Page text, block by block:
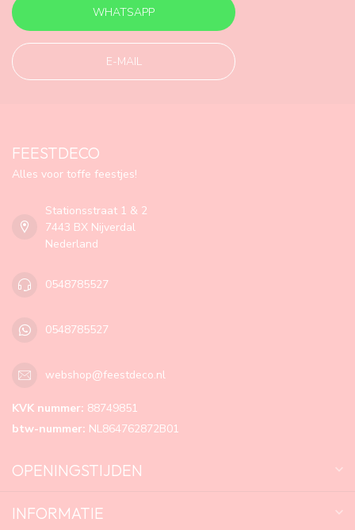
WHATSAPP
E-MAIL
FEESTDECO
Alles voor toffe feestjes!
Stationsstraat 1 & 2
7443 BX Nijverdal
Nederland
0548785527
0548785527
webshop@feestdeco.nl
KVK nummer: 88749851
btw-nummer: NL864762872B01
OPENINGSTIJDEN
INFORMATIE